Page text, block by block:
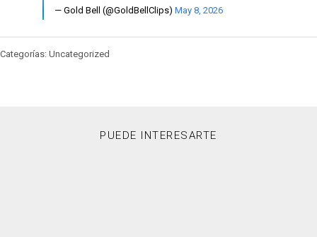
— Gold Bell (@GoldBellClips) May 8, 2026
Categorías: Uncategorized
PUEDE INTERESARTE